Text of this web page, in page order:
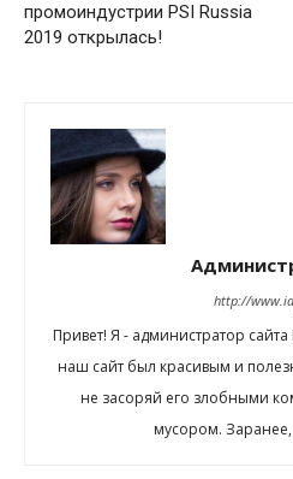
промоиндустрии PSI Russia
2019 открылась!
http://
Привет! Я - администратор
наш сайт был красивым и
не засоряй его злобными
мусором.